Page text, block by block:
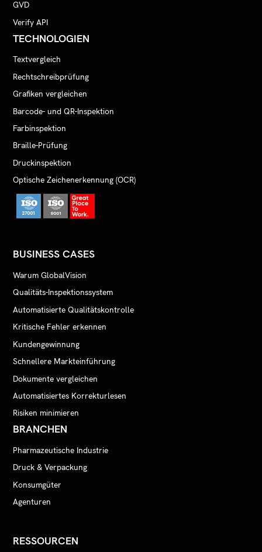
GVD
Verify API
TECHNOLOGIEN
Textvergleich
Rechtschreibprüfung
Grafiken vergleichen
Barcode- und QR-Inspektion
Farbinspektion
Braille-Prüfung
Druckinspektion
Optische Zeichenerkennung (OCR)
BUSINESS CASES
Warum GlobalVision
Qualitäts-Inspektionssystem
Automatisierte Qualitätskontrolle
Kritische Fehler erkennen
Kundengewinnung
Schnellere Markteinführung
Dokumente vergleichen
Automatisiertes Korrekturlesen
Risiken minimieren
BRANCHEN
Pharmazeutische Industrie
Druck & Verpackung
Konsumgüter
Agenturen
RESSOURCEN